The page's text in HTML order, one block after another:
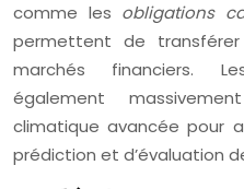
comme les obligations
permettent de
marchés financiers.
également
climatique avancée pour
prédiction et d’évaluation